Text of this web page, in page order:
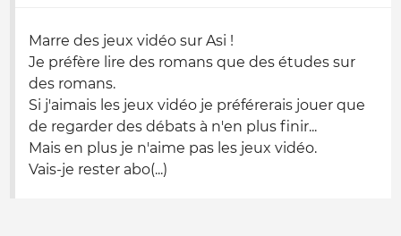
Marre des jeux vidéo sur Asi !
Je préfère lire des romans que des études sur
des romans.
Si j'aimais les jeux vidéo je préférerais jouer que
de regarder des débats à n'en plus finir...
Mais en plus je n'aime pas les jeux vidéo.
Vais-je rester abo(...)